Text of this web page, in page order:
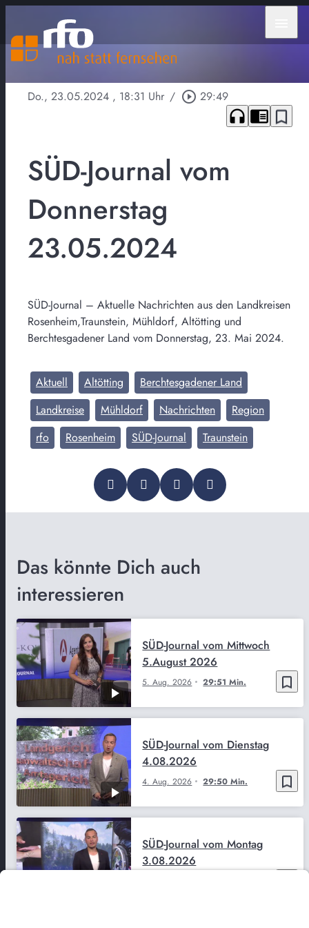
Do., 23.05.2024 , 18:31 Uhr / play_circle_outline 29:49
headphones chrome_reader_mode bookmark_border
SÜD-Journal vom
Donnerstag
23.05.2024
SÜD-Journal – Aktuelle Nachrichten aus den Landkreisen
Rosenheim,Traunstein, Mühldorf, Altötting und
Berchtesgadener Land vom Donnerstag, 23. Mai 2024.
Aktuell Altötting
Berchtesgadener Land
Landkreise
Mühldorf Nachrichten
Region
rfo
Rosenheim SÜD-Journal Traunstein
Das könnte Dich auch
interessieren
bookmark_border
5. Aug. 2026 29:51 Min.
SÜD-Journal vom Mittwoch
5.August 2026
bookmark_border
4. Aug. 2026 29:50 Min.
SÜD-Journal vom Dienstag
4.08.2026
SÜD-Journal vom Montag
3.08.2026